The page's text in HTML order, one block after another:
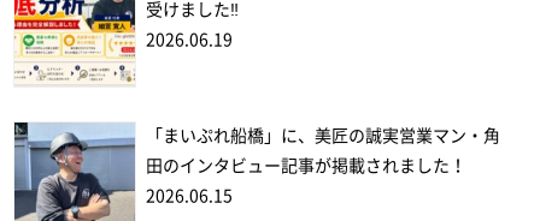
受けました‼
2026.06.19
「まいぷれ船橋」に、美匠の誠実営業マン・角
田のインタビュー記事が掲載されました！
2026.06.15